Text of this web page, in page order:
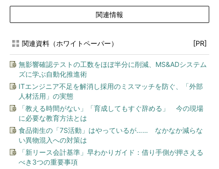
関連情報
関連資料（ホワイトペーパー） [PR]
無影響確認テストの工数をほぼ半分に削減、MS&ADシステム
ズに学ぶ自動化推進術
ITエンジニア不足を解消し採用のミスマッチを防ぐ、「外部
人材活用」の実態
「教える時間がない」「育成してもすぐ辞める」 今の現場
に必要な教育方法とは
食品衛生の「7S活動」はやっているが…… なかなか減らな
い異物混入への対策は
「新リース会計基準」早わかりガイド：借り手側が押さえる
べき3つの重要事項